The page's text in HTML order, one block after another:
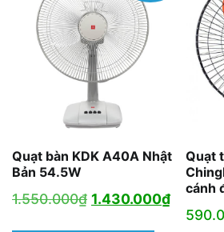
Quạt bàn KDK A40A Nhật
Bản 54.5W
1.550.000₫ Giá
1.430.000₫Giá
hiện
Quạt
cánh